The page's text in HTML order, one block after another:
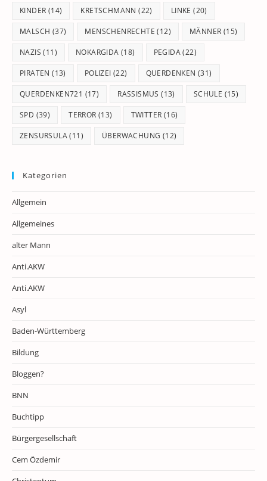
KINDER (14) KRETSCHMANN (22) LINKE (20)
MALSCH (37) MENSCHENRECHTE (12) MÄNNER (15)
NAZIS (11) NOKARGIDA (18) PEGIDA(22)
PIRATEN (13) POLIZEI (22) QUERDENKEN (31)
QUERDENKEN721 (17) RASSISMUS (13) SCHULE (15)
SPD (39) TERROR (13) TWITTER (16)
ZENSURSULA(11) ÜBERWACHUNG (12)
Kategorien
Allgemein
Allgemeines
alter Mann
Anti.AKW
Anti.AKW
Asyl
Baden-Württemberg
Bildung
Bloggen?
BNN
Buchtipp
Bürgergesellschaft
Cem Özdemir